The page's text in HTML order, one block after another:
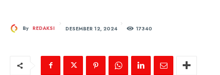
By REDAKSI DESEMBER 12, 2024 17340